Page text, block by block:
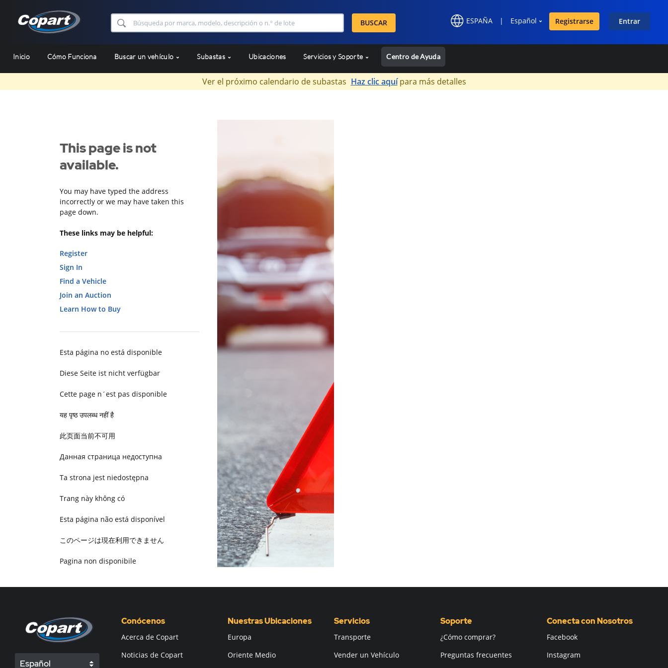
BUSCAR ESPAÑA | Español Registrarse Entrar
Inicio Cómo Funciona Buscar un vehículo Subastas Ubicaciones Servicios y Soporte Centro de Ayuda
Ver el próximo calendario de subastas Haz clic aquípara más detalles
This page is not
available.
You may have typed the address
incorrectly or we may have taken this
page down.
These links may be helpful:
Register
Sign In
Find a Vehicle
Join an Auction
Learn How to Buy
Esta página no está disponible
Diese Seite ist nicht verfügbar
Cette page n´est pas disponible
यह पृष्ठ उपलब्ध नहीं है
此页面当前不可用
Данная страница недоступна
Ta strona jest niedostępna
Trang này không có
Esta página não está disponível
このページは現在利用できません
Pagina non disponibile
Español
Conócenos
Acerca de Copart
Noticias de Copart
Nuestras Ubicaciones
Europa
Oriente Medio
Servicios
Transporte
Vender un Vehículo
Soporte
¿Cómo comprar?
Preguntas frecuentes
Conecta con Nosotros
Facebook
Instagram